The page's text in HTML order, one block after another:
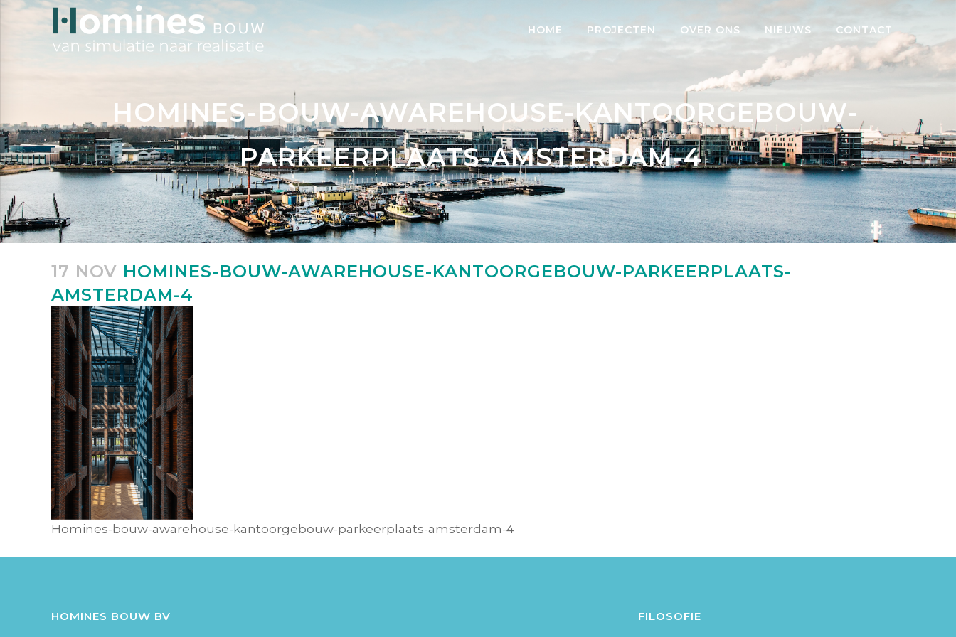
HOME PROJECTEN OVER ONS NIEUWS CONTACT
HOMINES-BOUW-AWAREHOUSE-KANTOORGEBOUW-
PARKEERPLAATS-AMSTERDAM-4
17 NOV HOMINES-BOUW-AWAREHOUSE-KANTOORGEBOUW-PARKEERPLAATS-
AMSTERDAM-4
Homines-bouw-awarehouse-kantoorgebouw-parkeerplaats-amsterdam-4
HOMINES BOUW BV FILOSOFIE